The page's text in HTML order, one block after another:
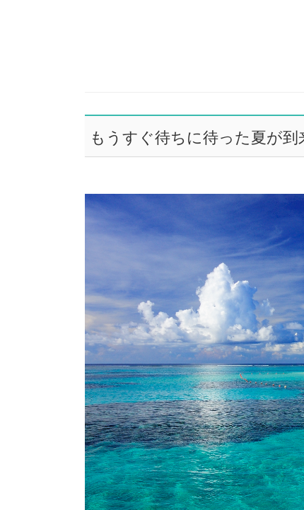
もうすぐ待ちに待った夏が